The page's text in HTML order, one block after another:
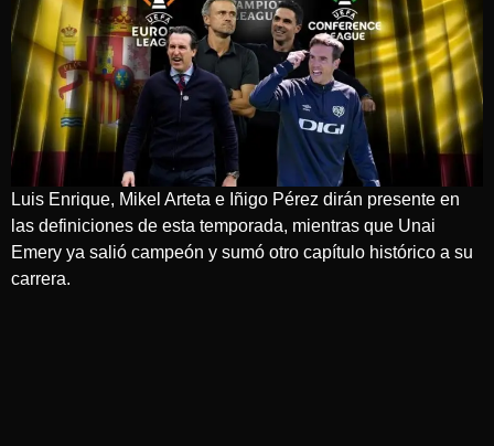
Luis Enrique, Mikel Arteta e Iñigo Pérez dirán presente en
las definiciones de esta temporada, mientras que Unai
Emery ya salió campeón y sumó otro capítulo histórico a su
carrera.